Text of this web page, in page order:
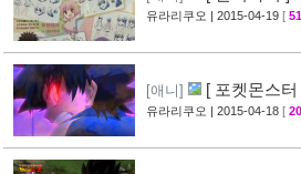
성우진 공개 [27]
유라리쿠오 | 2015-04-19 [
[애니]
[ 포켓몬스
신 후파 PV 영상 공개
유라리쿠오 | 2015-04-18 [